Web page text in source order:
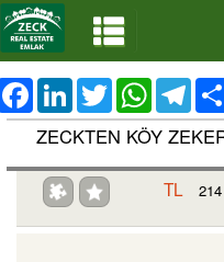
LinkedIn TwitterWhatsAppTelegram
ZECKTEN KÖY